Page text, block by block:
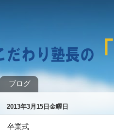
ブログ
2013年3月15日金曜日
卒業式